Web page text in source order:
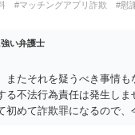
#マッチングアプリ詐欺 #慰
い弁護士
またそれを疑うべき事情も
る不法行為責任は発生しま
初めて詐欺罪になるので、